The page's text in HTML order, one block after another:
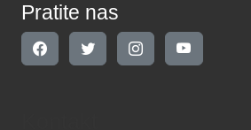
Pratite nas